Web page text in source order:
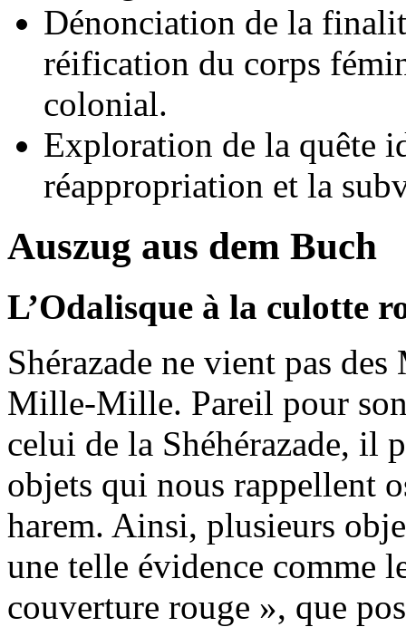
Dénonciation de la
réification du corps
colonial.
Exploration de la quête
réappropriation et la
Auszug aus dem Buch
L’Odalisque à la culotte
Shérazade ne vient pas
Mille-Mille. Pareil pour
celui de la Shéhérazade, il
objets qui nous rappellent
harem. Ainsi, plusieurs
une telle évidence comme
couverture rouge », que